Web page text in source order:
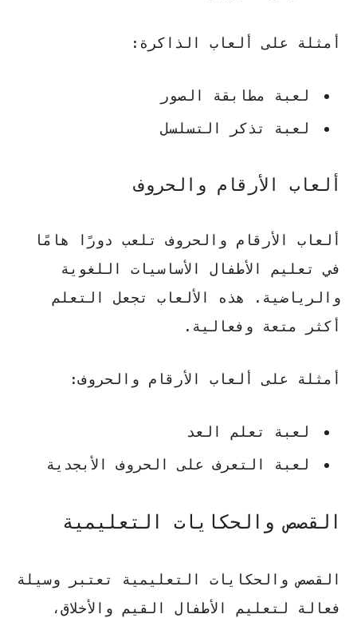
أمثلة على ألعاب الذاكرة:
لعبة مطابقة الصور
لعبة تذكر التسلسل
ألعاب الأرقام والحروف
ألعاب الأرقام والحروف تلعب دورًا هامًا
في تعليم الأطفال الأساسيات اللغوية
والرياضية. هذه الألعاب تجعل التعلم
أكثر متعة وفعالية.
أمثلة على ألعاب الأرقام والحروف:
لعبة تعلم العد
لعبة التعرف على الحروف الأبجدية
القصص والحكايات التعليمية
القصص والحكايات التعليمية تعتبر وسيلة
فعالة لتعليم الأطفال القيم والأخلاق،